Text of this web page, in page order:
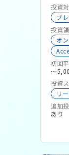
ステ
ジを
もって
とも
伴走
ディ
全
ラッ
参画
の事
投資
プ
投資
オ
初回
〜
投資
リ
追加
あり